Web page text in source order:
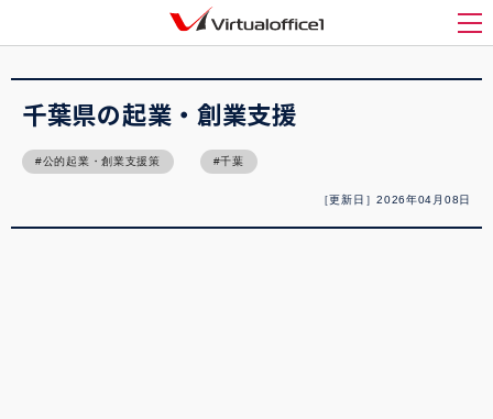
メ
バーチャルオフィス1(Virtualoffice1)
千葉県の起業・創業支援
公的起業・創業支援策 千葉
［更新日］2026年04月08日